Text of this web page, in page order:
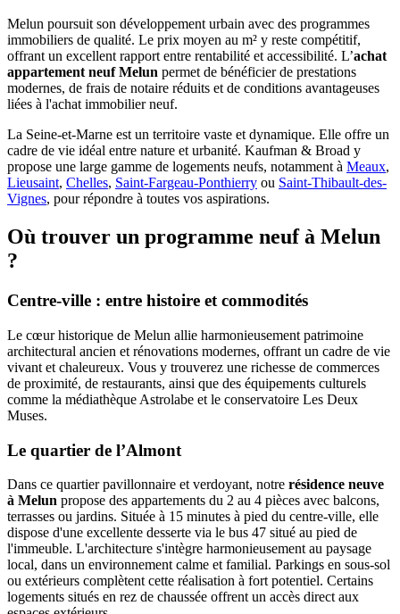
Melun poursuit son développement urbain avec des programmes
immobiliers de qualité. Le prix moyen au m² y reste compétitif,
offrant un excellent rapport entre rentabilité et accessibilité. L’achat
appartement neuf Melun permet de bénéficier de prestations
modernes, de frais de notaire réduits et de conditions avantageuses
liées à l'achat immobilier neuf.
La Seine-et-Marne est un territoire vaste et dynamique. Elle offre un
cadre de vie idéal entre nature et urbanité. Kaufman & Broad y
propose une large gamme de logements neufs, notamment à Meaux,
Lieusaint, Chelles, Saint-Fargeau-Ponthierry ou Saint-Thibault-des-
Vignes, pour répondre à toutes vos aspirations.
Où trouver un programme neuf à Melun
?
Centre-ville : entre histoire et commodités
Le cœur historique de Melun allie harmonieusement patrimoine
architectural ancien et rénovations modernes, offrant un cadre de vie
vivant et chaleureux. Vous y trouverez une richesse de commerces
de proximité, de restaurants, ainsi que des équipements culturels
comme la médiathèque Astrolabe et le conservatoire Les Deux
Muses.
Le quartier de l’Almont
Dans ce quartier pavillonnaire et verdoyant, notre résidence neuve
à Melun propose des appartements du 2 au 4 pièces avec balcons,
terrasses ou jardins. Située à 15 minutes à pied du centre-ville, elle
dispose d'une excellente desserte via le bus 47 situé au pied de
l'immeuble. L'architecture s'intègre harmonieusement au paysage
local, dans un environnement calme et familial. Parkings en sous-sol
ou extérieurs complètent cette réalisation à fort potentiel. Certains
logements situés en rez de chaussée offrent un accès direct aux